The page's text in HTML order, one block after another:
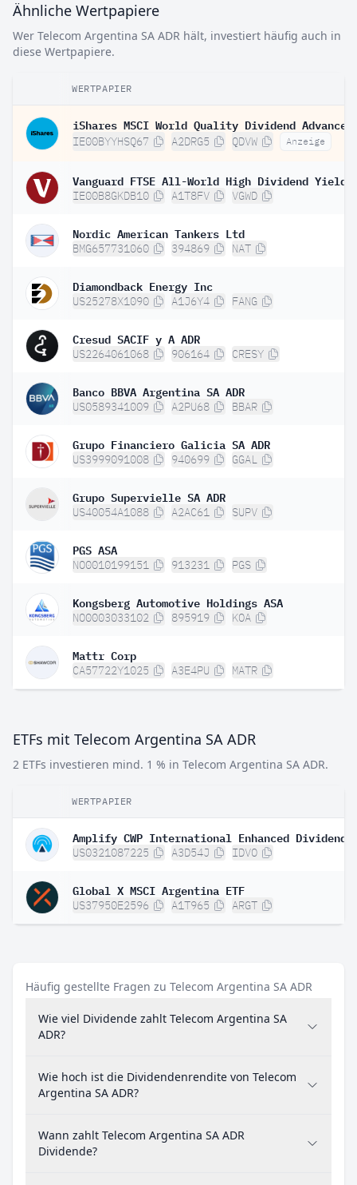
Ähnliche Wertpapiere
Wer Telecom Argentina SA ADR hält, investiert häufig auch in
diese Wertpapiere.
WERTPAPIER
IE00BYYHSQ67 A2DRG5 QDVW Anzeige
IE00B8GKDB10 A1T8FV VGWD
Nordic American Tankers Ltd
BMG657731060 394869 NAT
Diamondback Energy Inc
US25278X1090 A1J6Y4 FANG
Cresud SACIF y A ADR
US2264061068 906164 CRESY
Banco BBVA Argentina SA ADR
US0589341009 A2PU68 BBAR
Grupo Financiero Galicia SA ADR
US3999091008 940699 GGAL
Grupo Supervielle SA ADR
US40054A1088 A2AC61 SUPV
PGS ASA
NO0010199151 913231 PGS
Kongsberg Automotive Holdings ASA
NO0003033102 895919 KOA
Mattr Corp
CA57722Y1025 A3E4PU MATR
ETFs mit Telecom Argentina SA ADR
2 ETFs investieren mind. 1 % in Telecom Argentina SA ADR.
WERTPAPIER
US0321087225 A3D54J IDVO
Global X MSCI Argentina ETF
US37950E2596 A1T965 ARGT
Häufig gestellte Fragen zu Telecom Argentina SA ADR
Wie viel Dividende zahlt Telecom Argentina SA
ADR?
Wie hoch ist die Dividendenrendite von Telecom
Argentina SA ADR?
Wann zahlt Telecom Argentina SA ADR
Dividende?